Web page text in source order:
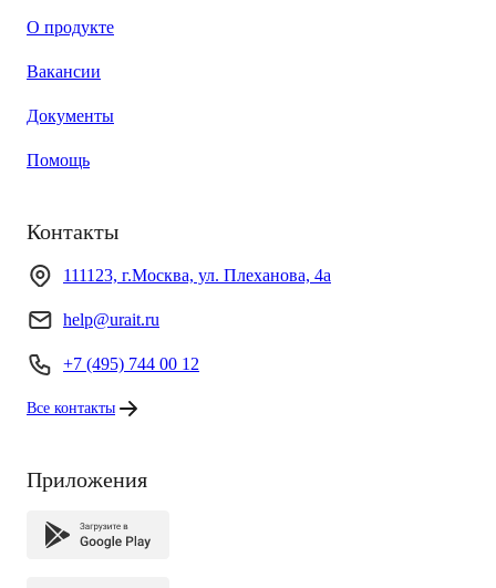
О продукте
Вакансии
Документы
Помощь
Контакты
111123, г.Москва, ул. Плеханова, 4а
help@urait.ru
+7 (495) 744 00 12
Все контакты
Приложения